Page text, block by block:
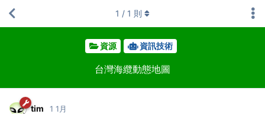
資源 資訊技術
台灣海纜動態地圖
1 / 1 則
tim 1 1月